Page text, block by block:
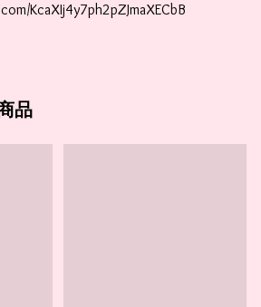
KcaXIj4y7ph2pZJmaXECbB
品